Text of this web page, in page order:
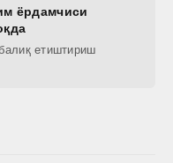
ёрдамчиси
етиштириш